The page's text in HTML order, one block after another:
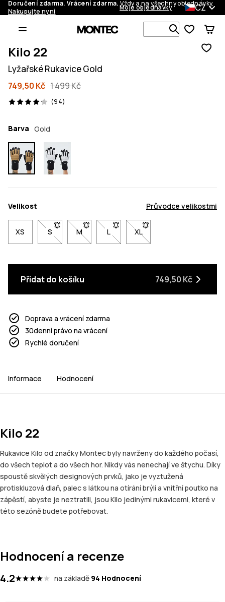
Doručení zdarma. Vrácení zdarma.Vždy a na všechny objednávky.
Nakupujte nyní
Moje objednávky CZ
Vyhledávej
Kilo 22
Lyžařské Rukavice Gold
749,50 Kč 1 499 Kč
(94)
94 recenze, 4.2/5
Barva Gold
Velikost Průvodce velikostmi
XS S- Velikost S není dostupná. Klikni pro upozornění, až
M- Velikost M není dostupná. Klikni pro
L- Velikost L není dostupná. Klikni
XL- Velikost XL není
Přidat do košíku 749,50 Kč
Doprava a vrácení zdarma
30denní právo na vrácení
Rychlé doručení
Informace Hodnocení
Kilo 22
Rukavice Kilo od značky Montec byly navrženy do každého počasí,
do všech teplot a do všech hor. Nikdy vás nenechají ve štychu. Díky
spoustě skvělých designových prvků, jako je vyztužená
protiskluzová dlaň, palec s látkou na otírání brýlí a vnitřní poutko na
zápěstí, abyste je neztratili, jsou Kilo jedinými rukavicemi, které v
této sezóně budete potřebovat.
Hodnocení a recenze
4.2 na základě 94 Hodnocení